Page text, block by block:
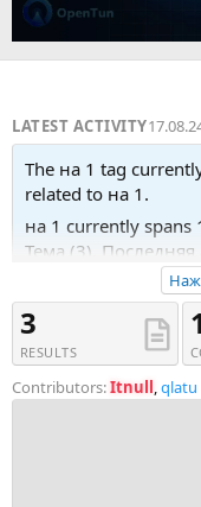
LATEST ACTIVITY
The на 1 tag
related to на 1.
на 1 currently spans
Тема (3).
Recent tagged
Бородич] [Boosty]
1 месяц (2024)',
Простые для
Подписка на 1
3
RESULTS
1
Contributors:Itnull ,qlatu